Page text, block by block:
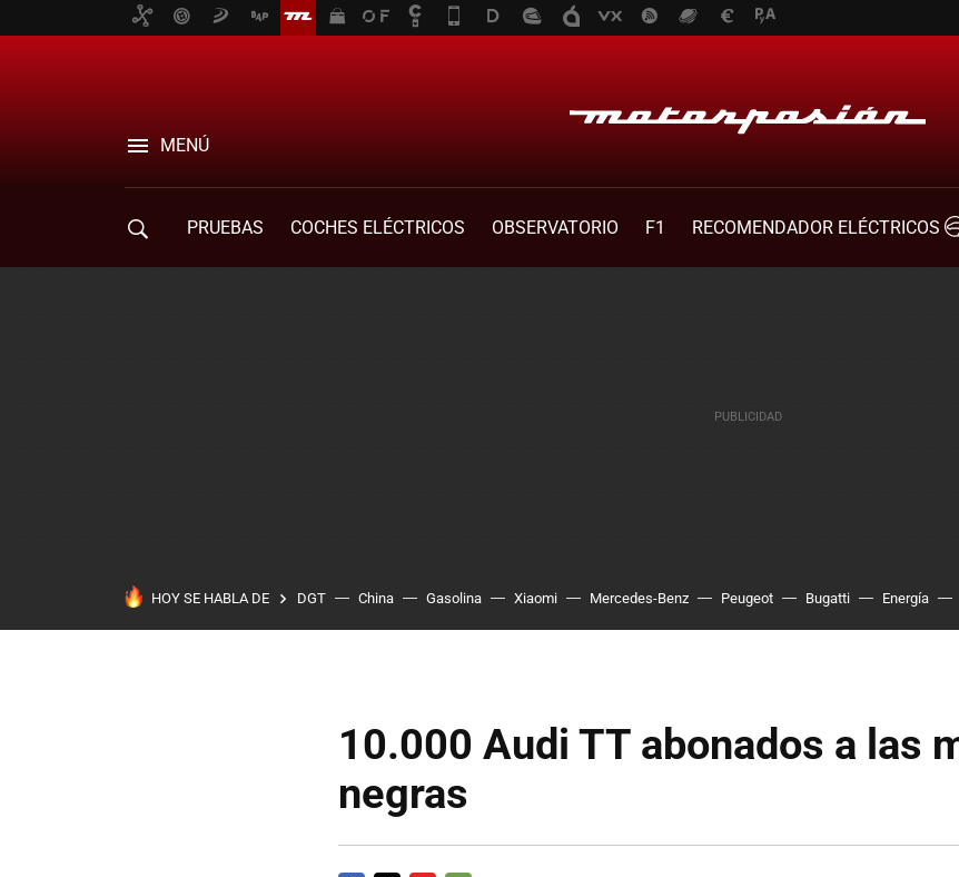
MENÚ
PRUEBAS COCHES ELÉCTRICOS OBSERVATORIO F1
RECOMENDADOR ELÉCTRICOS
HOY SE HABLA DE DGT China Gasolina Xiaomi Mercedes-Benz Peugeot Bugatti Energía
10.000 Audi TT abonados a las
negras